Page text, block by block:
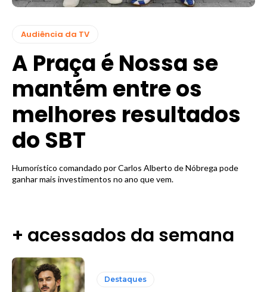
Audiência da TV
A Praça é Nossa se
mantém entre os
melhores resultados
do SBT
Humorístico comandado por Carlos Alberto de Nóbrega pode
ganhar mais investimentos no ano que vem.
+ acessados da semana
Destaques